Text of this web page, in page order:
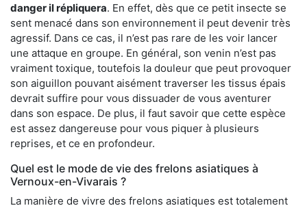
danger il répliquera. En effet, dès que ce petit insecte se
sent menacé dans son environnement il peut devenir très
agressif. Dans ce cas, il n’est pas rare de les voir lancer
une attaque en groupe. En général, son venin n’est pas
vraiment toxique, toutefois la douleur que peut provoquer
son aiguillon pouvant aisément traverser les tissus épais
devrait suffire pour vous dissuader de vous aventurer
dans son espace. De plus, il faut savoir que cette espèce
est assez dangereuse pour vous piquer à plusieurs
reprises, et ce en profondeur.
Quel est le mode de vie des frelons asiatiques à
Vernoux-en-Vivarais ?
La manière de vivre des frelons asiatiques est totalement